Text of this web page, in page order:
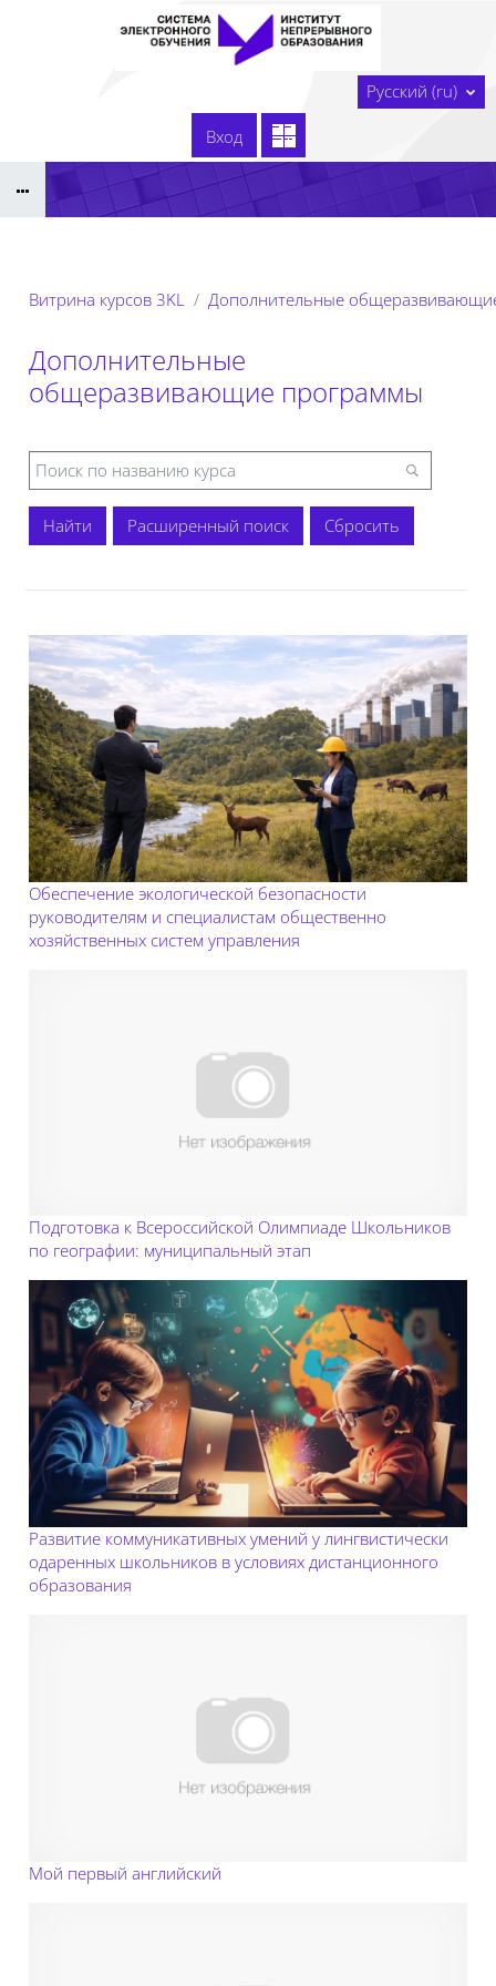
Перейти к основному содержанию
Сайт образовательной организации
Тех. поддержка
Сдать технологическую карту
Реестр ЭОР ДПО 2025
Русский ‎(ru)‎
Вход
Витрина курсов 3KL Дополнительные
Дополнительные
общеразвивающие программы
Расширенный поиск
Обеспечение экологической безопасности
руководителям и специалистам общественно
хозяйственных систем управления
Подготовка к Всероссийской Олимпиаде Школьников
по географии: муниципальный этап
Развитие коммуникативных умений у лингвистически
одаренных школьников в условиях дистанционного
образования
Мой первый английский